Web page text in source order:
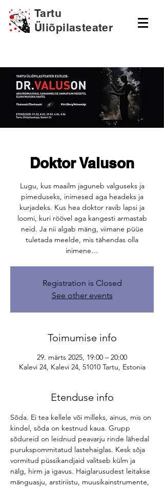
Tartu
Üliõpilasteater
Doktor Valuson
Lugu, kus maailm jaguneb valguseks ja
pimeduseks, inimesed aga headeks ja
kurjadeks. Kus hea doktor ravib lapsi ja
loomi, kuri röövel aga kangesti armastab
neid. Ja nii algab mäng, viimane püüe
tuletada meelde, mis tähendas olla
inimene…
Registration is Closed
See other events
Toimumise info
29. märts 2025, 19:00 – 20:00
Kalevi 24, Kalevi 24, 51010 Tartu, Estonia
Etenduse info
Sõda. Ei tea kellele või milleks, ainus, mis on
kindel, sõda on kestnud kaua. Grupp
sõdureid on leidnud peavarju rinde lähedal
purukspommitatud lastehaiglas. Kesk sõja
vormitud püssikandjaid valitseb külm ja
nälg, hirm ja igavus. Haiglarusudest leitakse
mänguasju, arstiriistu, muusikainstrumente,